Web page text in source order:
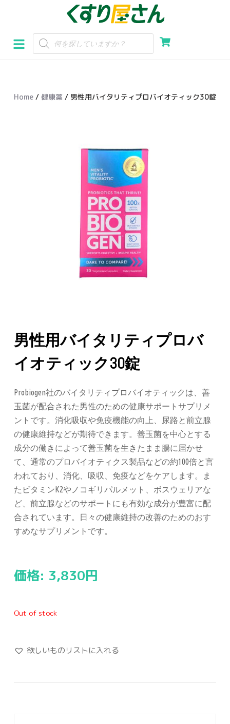
ン
テ
スHome / 健康薬 / 男性用バイタリティプロバイオティック30錠
男性用バイタリティプロバ
イオティック30錠
Probiogen社のバイタリティプロバイオティックは、善
玉菌が配合された男性のための健康サポートサプリメ
ントです。消化吸収や免疫機能の向上、尿路と前立腺
の健康維持などが期待できます。善玉菌を中心とする
成分の働きによって善玉菌を生きたまま腸に届かせ
て、通常のプロバイオティクス製品などの約100倍と言
われており、消化、吸収、免疫などをケアします。ま
たビタミンK2やノコギリパルメット、ボスウェリアな
ど、前立腺などのサポートにも有効な成分が豊富に配
合されています。日々の健康維持の改善のためのおす
すめなサプリメントです。
価格: 3,830円
Out of stock
欲しいものリストに入れる